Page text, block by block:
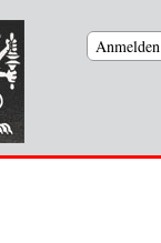
Anmelden